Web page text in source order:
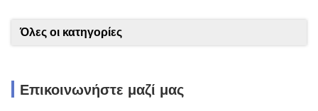
Όλες οι κατηγορίες
Επικοινωνήστε μαζί μας